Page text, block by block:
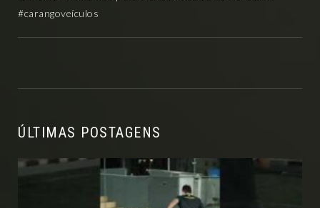
#carangoveículos
ÚLTIMAS POSTAGENS